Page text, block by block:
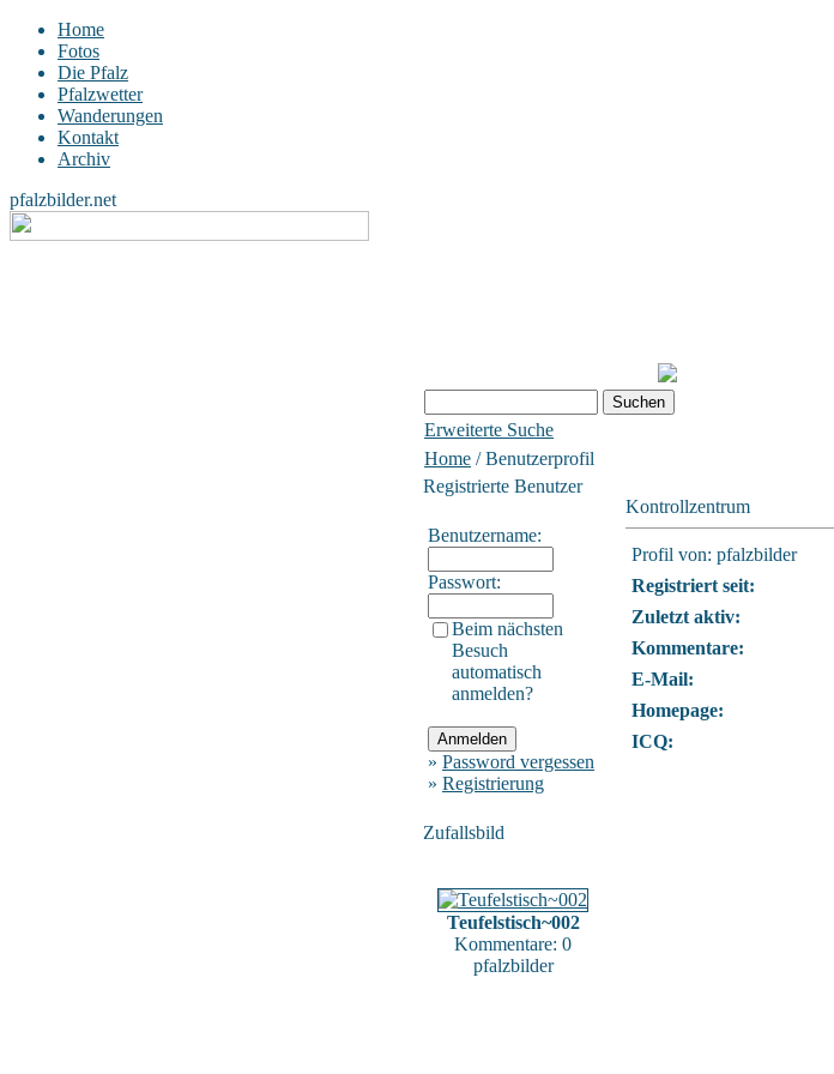
Home
Fotos
Die Pfalz
Pfalzwetter
Wanderungen
Kontakt
Archiv
pfalzbilder.net
Erweiterte Suche
Home / Benutzerprofil
Registrierte Benutzer
Benutzername:
Passwort:
Beim nächsten
Besuch
automatisch
anmelden?
» Password vergessen
» Registrierung
Zufallsbild
Teufelstisch~002
Kommentare: 0
pfalzbilder
Kontrollzentrum
Profil von: pfalzbilder
Registriert seit:
Zuletzt aktiv:
Kommentare:
E-Mail:
Homepage:
ICQ: